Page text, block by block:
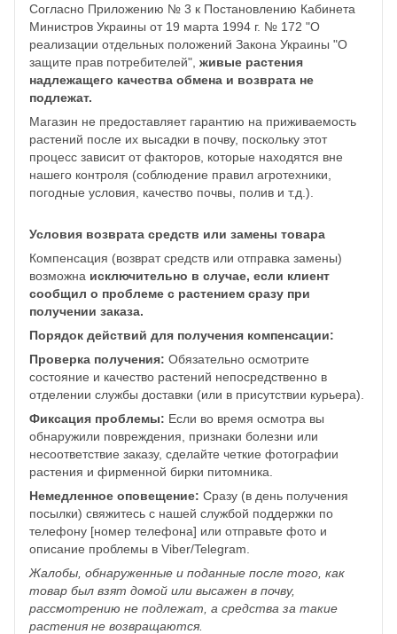
Согласно Приложению № 3 к Постановлению Кабинета
Министров Украины от 19 марта 1994 г. № 172 "О
реализации отдельных положений Закона Украины "О
защите прав потребителей", живые растения
надлежащего качества обмена и возврата не
подлежат.
Магазин не предоставляет гарантию на приживаемость
растений после их высадки в почву, поскольку этот
процесс зависит от факторов, которые находятся вне
нашего контроля (соблюдение правил агротехники,
погодные условия, качество почвы, полив и т.д.).
Условия возврата средств или замены товара
Компенсация (возврат средств или отправка замены)
возможна исключительно в случае, если клиент
сообщил о проблеме с растением сразу при
получении заказа.
Порядок действий для получения компенсации:
Проверка получения: Обязательно осмотрите
состояние и качество растений непосредственно в
отделении службы доставки (или в присутствии курьера).
Фиксация проблемы: Если во время осмотра вы
обнаружили повреждения, признаки болезни или
несоответствие заказу, сделайте четкие фотографии
растения и фирменной бирки питомника.
Немедленное оповещение: Сразу (в день получения
посылки) свяжитесь с нашей службой поддержки по
телефону [номер телефона] или отправьте фото и
описание проблемы в Viber/Telegram.
Жалобы, обнаруженные и поданные после того, как
товар был взят домой или высажен в почву,
рассмотрению не подлежат, а средства за такие
растения не возвращаются.